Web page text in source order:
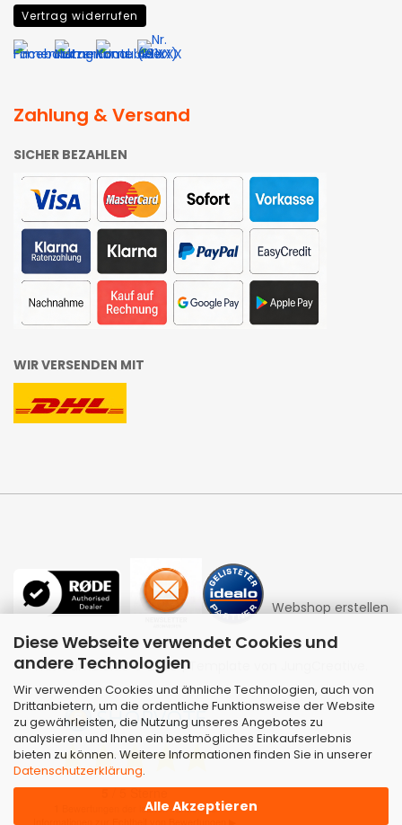
Diese Webseite verwendet Cookies und
andere Technologien
Wir verwenden Cookies und ähnliche Technologien, auch von
Drittanbietern, um die ordentliche Funktionsweise der Website
zu gewährleisten, die Nutzung unseres Angebotes zu
analysieren und Ihnen ein bestmögliches Einkaufserlebnis
bieten zu können. Weitere Informationen finden Sie in unserer
Datenschutzerklärung.
Alle Akzeptieren
Vertrag widerrufen
Zahlung & Versand
SICHER BEZAHLEN
WIR VERSENDEN MIT
Webshop erstellen
mit Gambio.de © 2026 | Template von